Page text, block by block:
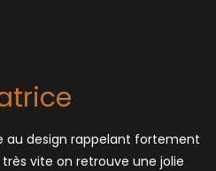
au design rappelant fortement
vite on retrouve une jolie